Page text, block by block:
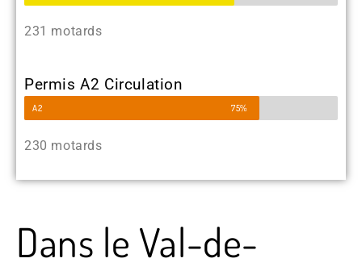
231 motards
Permis A2 Circulation
A2 75%
230 motards
Dans le Val-de-